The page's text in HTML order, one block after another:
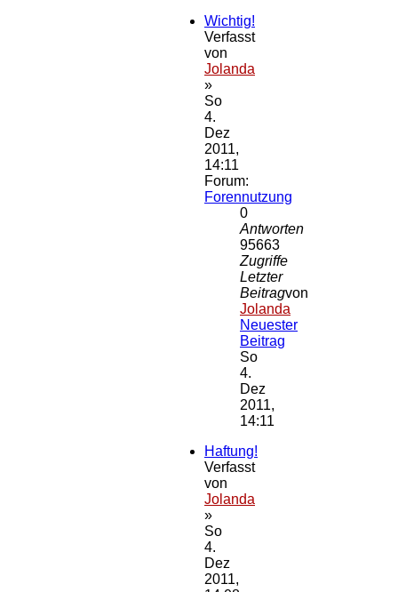
Wichtig!
Verfasst
von
Jolanda
»
So
4.
Dez
2011,
14:11
Forum:
Forennutzung
0
Antworten
95663
Zugriffe
Letzter
Beitragvon
Jolanda
Neuester
Beitrag
So
4.
Dez
2011,
14:11
Haftung!
Verfasst
von
Jolanda
»
So
4.
Dez
2011,